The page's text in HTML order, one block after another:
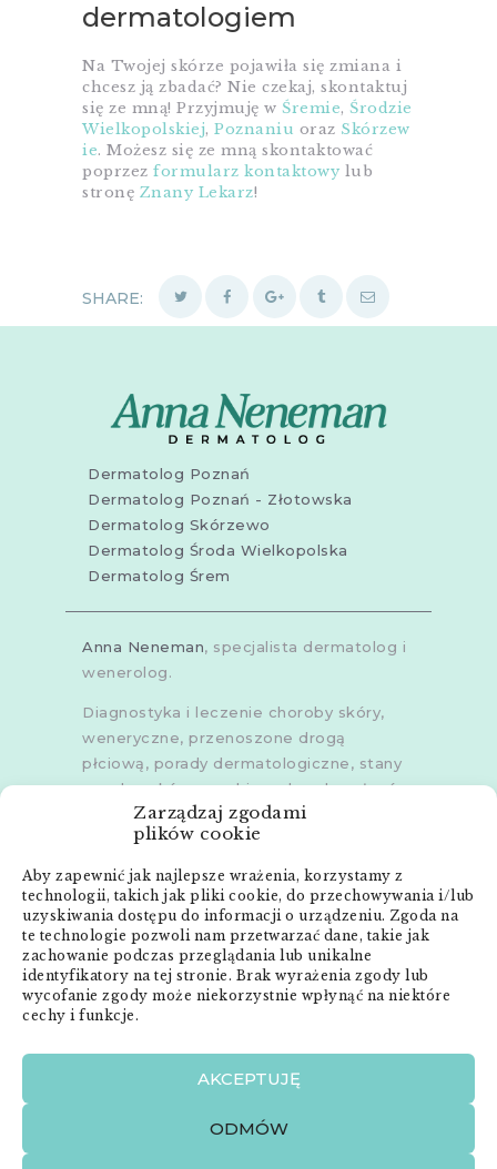
Zarządzaj zgodami
plików cookie
Aby zapewnić jak najlepsze wrażenia, korzystamy z
technologii, takich jak pliki cookie, do przechowywania i/lub
uzyskiwania dostępu do informacji o urządzeniu. Zgoda na
te technologie pozwoli nam przetwarzać dane, takie jak
zachowanie podczas przeglądania lub unikalne
identyfikatory na tej stronie. Brak wyrażenia zgody lub
wycofanie zgody może niekorzystnie wpłynąć na niektóre
cechy i funkcje.
AKCEPTUJĘ
ODMÓW
dermatologiem
Na Twojej skórze pojawiła się zmiana i
chcesz ją zbadać? Nie czekaj, skontaktuj
się ze mną! Przyjmuję w Śremie, Środzie
Wielkopolskiej, Poznaniu oraz Skórzew
ie. Możesz się ze mną skontaktować
poprzez formularz kontaktowy lub
stronę Znany Lekarz!
SHARE:
Dermatolog Poznań
Dermatolog Poznań - Złotowska
Dermatolog Skórzewo
Dermatolog Środa Wielkopolska
Dermatolog Śrem
Anna Neneman, specjalista dermatolog i
wenerolog.
Diagnostyka i leczenie choroby skóry,
weneryczne, przenoszone drogą
płciową, porady dermatologiczne, stany
zapalne skóry, grzybice, choroby włosów,
dermoskopia, trichoskopia, u dorosłych i
dzieci.
Gabinety wPoznaniu,Poznaniu -
Złotowska,Skórzewie,Środzie
WielkopolskiejiŚremie
Menu:
Strona główna
Anna Neneman – ZnanyLekarz.pl